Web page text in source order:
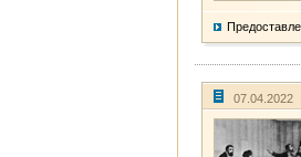
07.04.2022